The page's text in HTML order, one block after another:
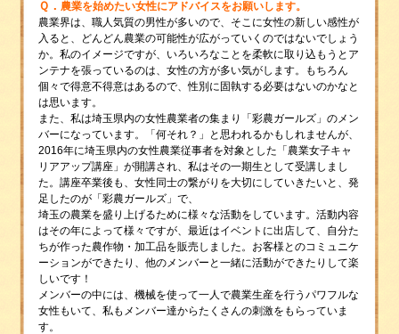
Ｑ． 農業を始めたい女性にアドバイスをお願いします。
農業界は、職人気質の男性が多いので、そこに女性の新しい感性が
入ると、どんどん農業の可能性が広がっていくのではないでしょう
か。私のイメージですが、いろいろなことを柔軟に取り込もうとア
ンテナを張っているのは、女性の方が多い気がします。もちろん
個々で得意不得意はあるので、性別に固執する必要はないのかなと
は思います。
また、私は埼玉県内の女性農業者の集まり「彩農ガールズ」のメン
バーになっています。「何それ？」と思われるかもしれませんが、
2016年に埼玉県内の女性農業従事者を対象とした「農業女子キャ
リアアップ講座」が開講され、私はその一期生として受講しまし
た。講座卒業後も、女性同士の繋がりを大切にしていきたいと、発
足したのが「彩農ガールズ」で、
埼玉の農業を盛り上げるために様々な活動をしています。活動内容
はその年によって様々ですが、最近はイベントに出店して、自分た
ちが作った農作物・加工品を販売しました。お客様とのコミュニケ
ーションができたり、他のメンバーと一緒に活動ができたりして楽
しいです！
メンバーの中には、機械を使って一人で農業生産を行うパワフルな
女性もいて、私もメンバー達からたくさんの刺激をもらっていま
す。